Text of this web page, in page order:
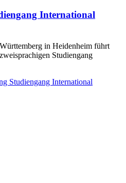
International
in Heidenheim führt
Studiengang
Studiengang International